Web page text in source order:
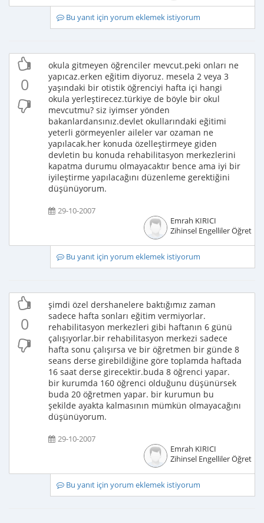
Bu yanıt için yorum eklemek istiyorum
0
okula gitmeyen öğrenciler mevcut.peki onları ne
yapıcaz.erken eğitim diyoruz. mesela 2 veya 3
yaşındaki bir otistik öğrenciyi hafta içi hangi
okula yerleştirecez.türkiye de böyle bir okul
mevcutmu? siz iyimser yönden
bakanlardansınız.devlet okullarındaki eğitimi
yeterli görmeyenler aileler var ozaman ne
yapılacak.her konuda özelleştirmeye giden
devletin bu konuda rehabilitasyon merkezlerini
kapatma durumu olmayacaktır bence ama iyi bir
iyileştirme yapılacağını düzenleme gerektiğini
düşünüyorum.
29-10-2007
Emrah KIRICI
Zihinsel Engelliler
Bu yanıt için yorum eklemek istiyorum
0
şimdi özel dershanelere baktığımız zaman
sadece hafta sonları eğitim vermiyorlar.
rehabilitasyon merkezleri gibi haftanın 6 günü
çalışıyorlar.bir rehabilitasyon merkezi sadece
hafta sonu çalışırsa ve bir öğretmen bir günde 8
seans derse girebildiğine göre toplamda haftada
16 saat derse girecektir.buda 8 öğrenci yapar.
bir kurumda 160 öğrenci olduğunu düşünürsek
buda 20 öğretmen yapar. bir kurumun bu
şekilde ayakta kalmasının mümkün olmayacağını
düşünüyorum.
29-10-2007
Emrah KIRICI
Zihinsel Engelliler
Bu yanıt için yorum eklemek istiyorum